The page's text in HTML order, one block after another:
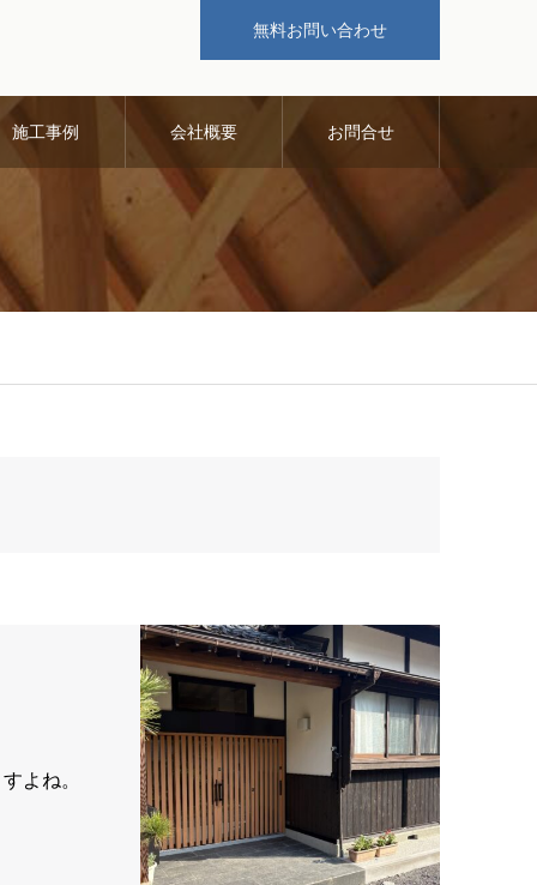
無料お問い合わせ
施工事例 会社概要 お問合せ
よね。